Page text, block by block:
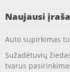
Naujausi
Auto supirkimas
Sužadėtuvių
tvarus